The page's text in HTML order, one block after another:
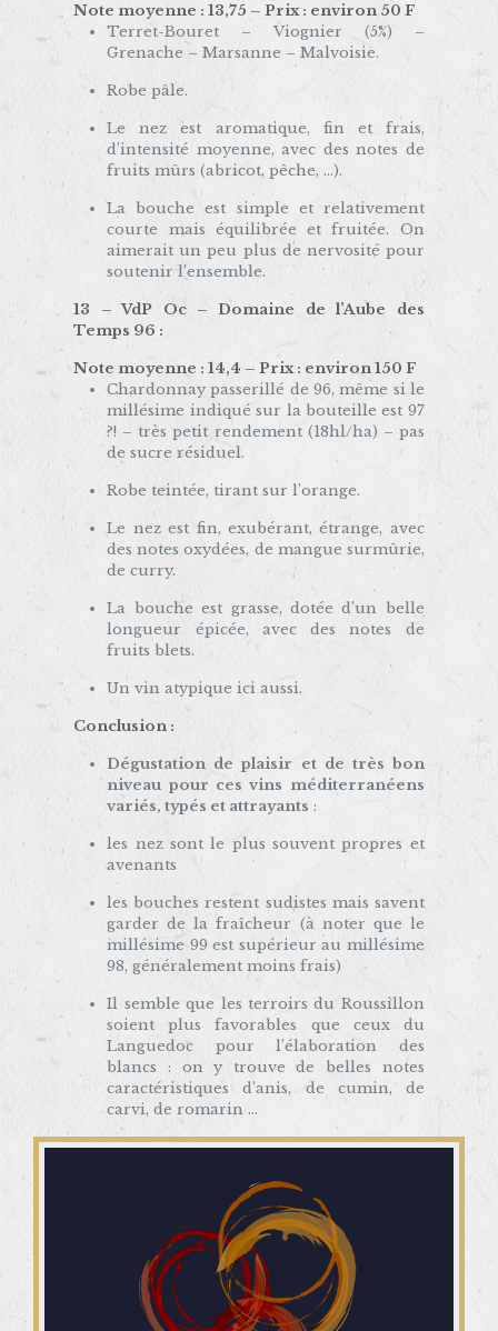
Note moyenne : 13,75 – Prix : environ 50 F
Terret-Bouret – Viognier (5%) –
Grenache – Marsanne – Malvoisie.
Robe pâle.
Le nez est aromatique, fin et frais,
d’intensité moyenne, avec des notes de
fruits mûrs (abricot, pêche, …).
La bouche est simple et relativement
courte mais équilibrée et fruitée. On
aimerait un peu plus de nervosité pour
soutenir l’ensemble.
13 – VdP Oc – Domaine de l’Aube des
Temps 96 :
Note moyenne : 14,4 – Prix : environ 150 F
Chardonnay passerillé de 96, même si le
millésime indiqué sur la bouteille est 97
?! – très petit rendement (18hl/ha) – pas
de sucre résiduel.
Robe teintée, tirant sur l’orange.
Le nez est fin, exubérant, étrange, avec
des notes oxydées, de mangue surmûrie,
de curry.
La bouche est grasse, dotée d’un belle
longueur épicée, avec des notes de
fruits blets.
Un vin atypique ici aussi.
Conclusion :
Dégustation de plaisir et de très bon
niveau pour ces vins méditerranéens
variés, typés et attrayants :
les nez sont le plus souvent propres et
avenants
les bouches restent sudistes mais savent
garder de la fraîcheur (à noter que le
millésime 99 est supérieur au millésime
98, généralement moins frais)
Il semble que les terroirs du Roussillon
soient plus favorables que ceux du
Languedoc pour l’élaboration des
blancs : on y trouve de belles notes
caractéristiques d’anis, de cumin, de
carvi, de romarin …